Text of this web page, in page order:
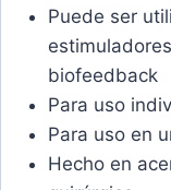
Puede ser
biofeedback
Para uso
Para uso en
Hecho en